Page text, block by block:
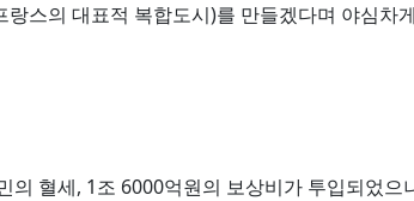
스의 대표적 복합도시)를 만들겠다며 야심차
혈세, 1조 6000억원의 보상비가 투입되었